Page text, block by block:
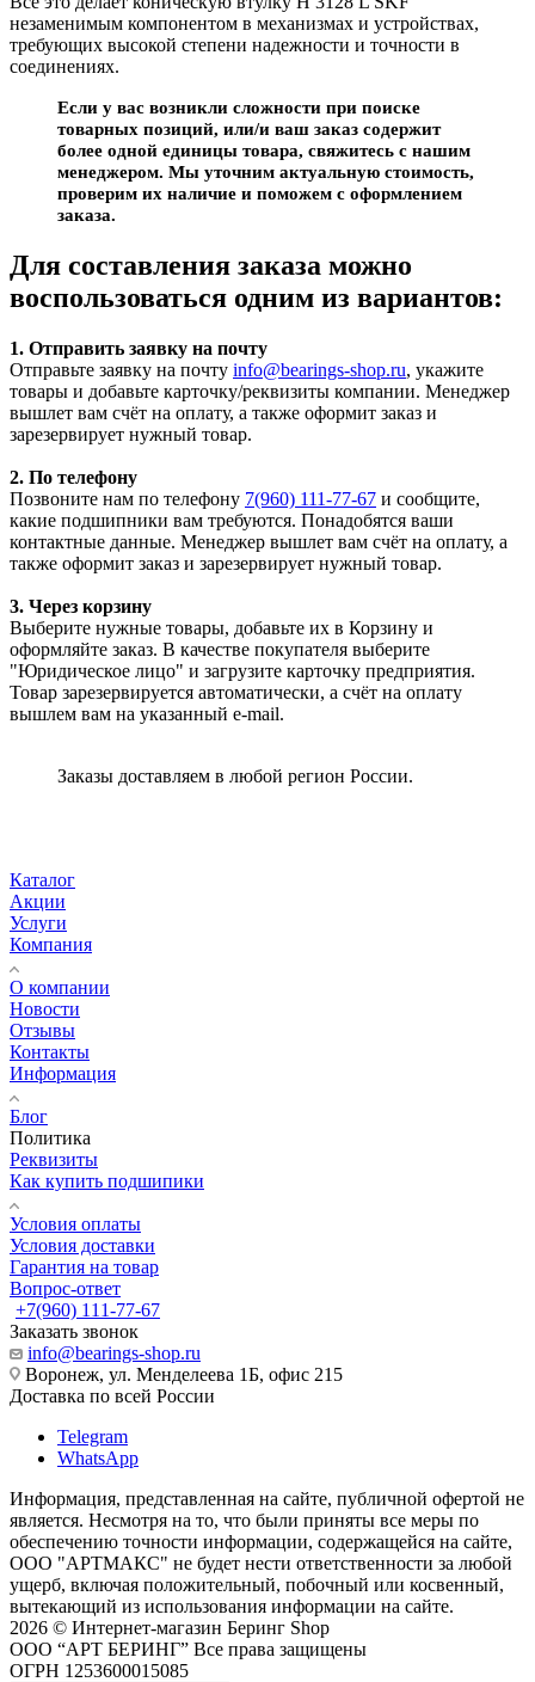
незаменимым компонентом в механизмах и устройствах,
требующих высокой степени надежности и точности в
соединениях.
Если у вас возникли сложности при поиске
товарных позиций, или/и ваш заказ содержит
более одной единицы товара, свяжитесь с нашим
менеджером. Мы уточним актуальную стоимость,
проверим их наличие и поможем с оформлением
заказа.
Для составления заказа можно
воспользоваться одним из вариантов:
1. Отправить заявку на почту
Отправьте заявку на почту info@bearings-shop.ru, укажите
товары и добавьте карточку/реквизиты компании. Менеджер
вышлет вам счёт на оплату, а также оформит заказ и
зарезервирует нужный товар.
2. По телефону
Позвоните нам по телефону 7(960) 111-77-67 и сообщите,
какие подшипники вам требуются. Понадобятся ваши
контактные данные. Менеджер вышлет вам счёт на оплату, а
также оформит заказ и зарезервирует нужный товар.
3. Через корзину
Выберите нужные товары, добавьте их в Корзину и
оформляйте заказ. В качестве покупателя выберите
"Юридическое лицо" и загрузите карточку предприятия.
Товар зарезервируется автоматически, а счёт на оплату
вышлем вам на указанный e-mail.
Заказы доставляем в любой регион России.
Каталог
Акции
Услуги
Компания
О компании
Новости
Отзывы
Контакты
Информация
Блог
Политика
Реквизиты
Как купить подшипики
Условия оплаты
Условия доставки
Гарантия на товар
Вопрос-ответ
+7(960) 111-77-67
Заказать звонок
info@bearings-shop.ru
Воронеж, ул. Менделеева 1Б, офис 215
Доставка по всей России
Telegram
WhatsApp
Информация, представленная на сайте, публичной офертой не
является. Несмотря на то, что были приняты все меры по
обеспечению точности информации, содержащейся на сайте,
ООО "АРТМАКС" не будет нести ответственности за любой
ущерб, включая положительный, побочный или косвенный,
вытекающий из использования информации на сайте.
2026 © Интернет-магазин Беринг Shop
ООО “АРТ БЕРИНГ” Все права защищены
ОГРН 1253600015085